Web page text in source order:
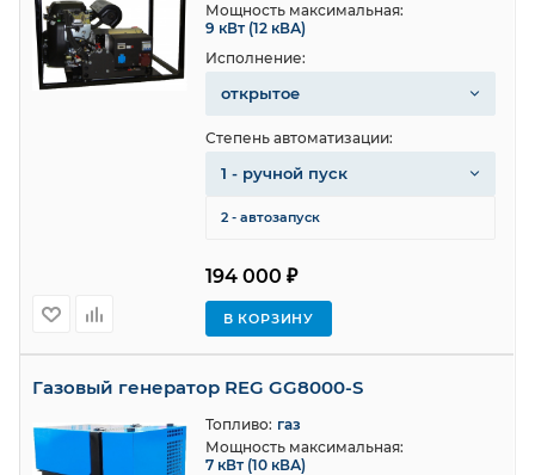
194 000 ₽
В КОРЗИНУ
Мощность максимальная:
9 кВт (12 кВА)
Исполнение:
открытое
Степень автоматизации:
1 - ручной пуск
2 - автозапуск
Газовый генератор REG GG8000-S
Топливо: газ
Мощность максимальная:
7 кВт (10 кВА)